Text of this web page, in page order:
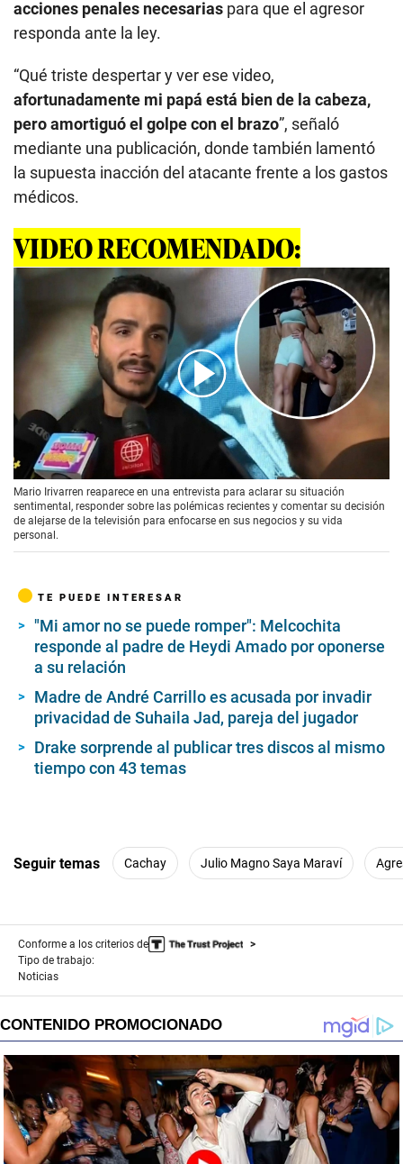
acciones penales necesarias para que el agresor
responda ante la ley.
“Qué triste despertar y ver ese video,
afortunadamente mi papá está bien de la cabeza,
pero amortiguó el golpe con el brazo”, señaló
mediante una publicación, donde también lamentó
la supuesta inacción del atacante frente a los gastos
médicos.
VIDEO RECOMENDADO:
00:00 03:30
Mario Irivarren reaparece en una entrevista para aclarar su situación
sentimental, responder sobre las polémicas recientes y comentar su decisión
de alejarse de la televisión para enfocarse en sus negocios y su vida
personal.
TE PUEDE INTERESAR
"Mi amor no se puede romper": Melcochita
responde al padre de Heydi Amado por oponerse
a su relación
Madre de André Carrillo es acusada por invadir
privacidad de Suhaila Jad, pareja del jugador
Drake sorprende al publicar tres discos al mismo
tiempo con 43 temas
Seguir temas Cachay Julio Magno Saya Maraví
Conforme a los criterios de
Tipo de trabajo:
Noticias